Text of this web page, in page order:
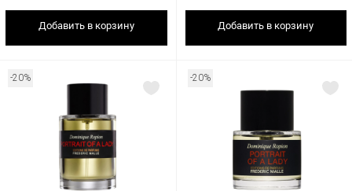
Добавить в корзину Добавить в корзину
-20% -20%